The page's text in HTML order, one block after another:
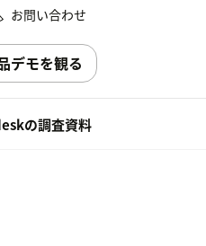
お問い合わせ
デモを観る
の調査資料